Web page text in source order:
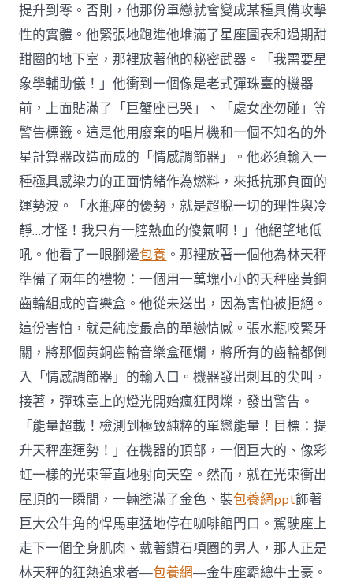
提升到零。否則，他那份單戀就會變成某種具備攻擊
性的實體。他緊張地跑進他堆滿了星座圖表和過期甜
甜圈的地下室，那裡放著他的秘密武器。「我需要星
象學輔助儀！」他衝到一個像是老式彈珠臺的機器
前，上面貼滿了「巨蟹座已哭」、「處女座勿碰」等
警告標籤。這是他用廢棄的唱片機和一個不知名的外
星計算器改造而成的「情感調節器」。他必須輸入一
種極具感染力的正面情緒作為燃料，來抵抗那負面的
運勢波。「水瓶座的優勢，就是超脫一切的理性與冷
靜…才怪！我只有一腔熱血的傻氣啊！」他絕望地低
吼。他看了一眼腳邊包養 。那裡放著一個他為林天秤
準備了兩年的禮物：一個用一萬塊小小的天秤座黃銅
齒輪組成的音樂盒。他從未送出，因為害怕被拒絕。
這份害怕，就是純度最高的單戀情感。張水瓶咬緊牙
關，將那個黃銅齒輪音樂盒砸爛，將所有的齒輪都倒
入「情感調節器」的輸入口。機器發出刺耳的尖叫，
接著，彈珠臺上的燈光開始瘋狂閃爍，發出警告。
「能量超載！檢測到極致純粹的單戀能量！目標：提
升天秤座運勢！」在機器的頂部，一個巨大的、像彩
虹一樣的光束筆直地射向天空。然而，就在光束衝出
屋頂的一瞬間，一輛塗滿了金色、裝包養網ppt飾著
巨大公牛角的悍馬車猛地停在咖啡館門口。駕駛座上
走下一個全身肌肉、戴著鑽石項圈的男人，那人正是
林天秤的狂熱追求者—包養網—金牛座霸總牛土豪。